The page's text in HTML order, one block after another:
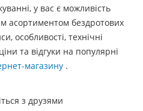
у вас є можливість
асортиментом бездротових
особливості, технічні
та відгуки на популярні
магазину .
з друзями